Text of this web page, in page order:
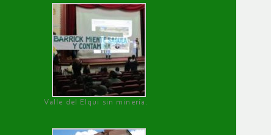
Valle del Elqui sin minería.